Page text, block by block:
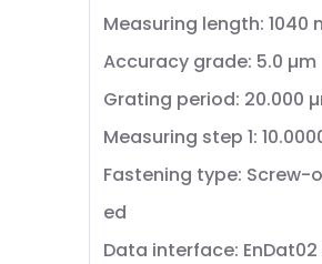
Measuring length: 1040
Accuracy grade: 5.0 µm
Grating period: 20.000
Measuring step 1:
Fastening type:
ed
Data interface: